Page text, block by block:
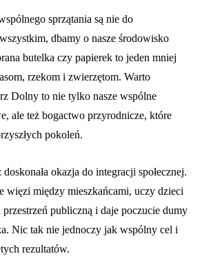
sprzątania są nie do
dbamy o nasze środowisko
butelka czy papierek to jeden mniej
rzekom i zwierzętom. Warto
Dolny to nie tylko nasze wspólne
ale też bogactwo przyrodnicze, które
pokoleń.
okazja do integracji społecznej.
więzi między mieszkańcami, uczy dzieci
publiczną i daje poczucie dumy
Nic tak nie jednoczy jak wspólny cel i
rezultatów.